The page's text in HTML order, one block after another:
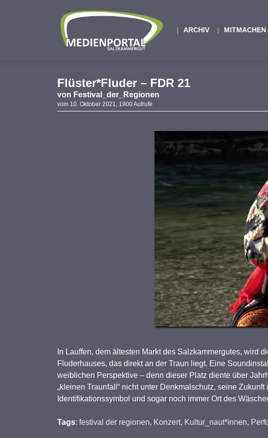
ARCHIV MITMACHEN
Flüster*Fluder – FDR 21
von Festival_der_Regionen
vom 10. Oktober 2021, 1900 Aufrufe
In Lauffen, dem ältesten Markt des Salzkammergutes, wird
Fluderhauses, das direkt an der Traun liegt. Eine
weiblichen Perspektive – denn dieser Platz diente über
„kleinen Traunfall“ nicht unter Denkmalschutz, seine
Identifikationssymbol und sogar noch immer Ort des
Tags: festival der regionen, Konzert, Kultur_naut*innen,